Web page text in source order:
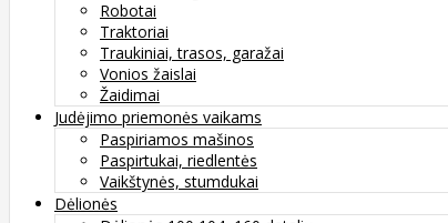
Robotai
Traktoriai
Traukiniai, trasos, garažai
Vonios žaislai
Žaidimai
Judėjimo priemonės vaikams
Paspiriamos mašinos
Paspirtukai, riedlentės
Vaikštynės, stumdukai
Dėlionės